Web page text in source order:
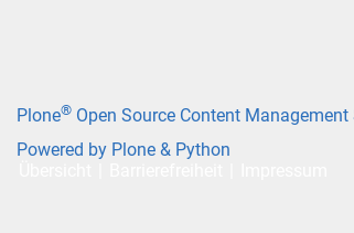
Plone® Open Source Content Management
Powered by Plone & Python